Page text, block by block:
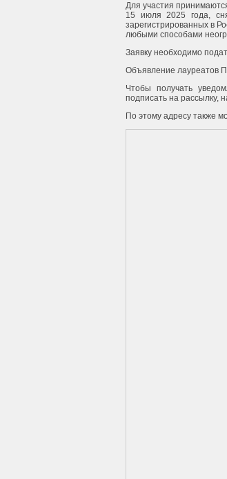
Для участия
15 июля 2025 года,
зарегистрированных в
любыми способами
Заявку необходимо
Объявление лауреатов
Чтобы получать
подписать на рассылку,
По этому адресу также